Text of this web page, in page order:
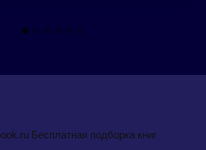
Бесплатная подборка книг